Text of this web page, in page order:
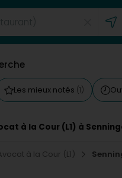
Les mieux notés (1)
à la Cour (L1) à
à la Cour (L1)